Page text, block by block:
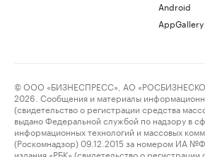
Android
AppGallery
© ООО «БИЗНЕСПРЕСС», АО
2026. Сообщения и материалы
(свидетельство о регистрации средства
выдано Федеральной службой по надзору в
информационных технологий и массовых
(Роскомнадзор) 09.12.2015 за номером ИА
издания «РБК» (свидетельство о